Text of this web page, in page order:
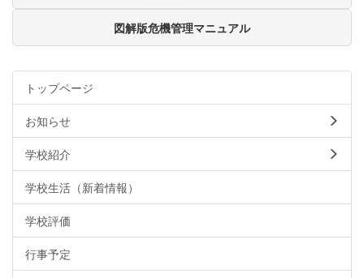
図解版危機管理マニュアル
トップページ
お知らせ
学校紹介
学校生活（新着情報）
学校評価
行事予定